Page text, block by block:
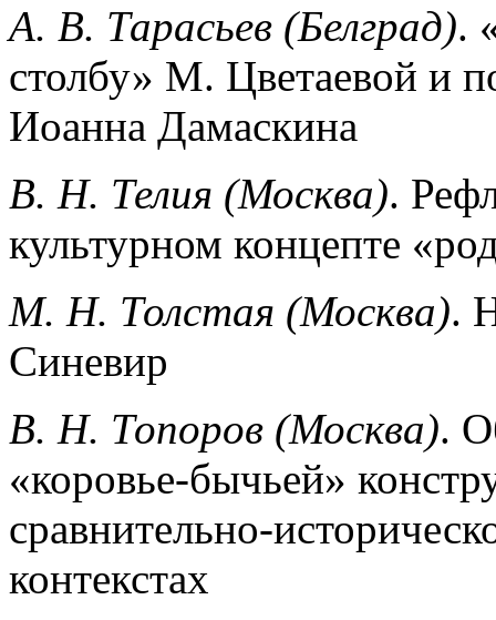
A. В. Тарасьев (Белград).
столбу» М. Цветаевой и
Иоанна Дамаскина
B. Н. Телия (Москва).
культурном концепте
М. Н. Толстая (Москва).
Синевир
В. Н. Топоров (Москва).
«коровье-бычьей»
сравнительно-
контекстах